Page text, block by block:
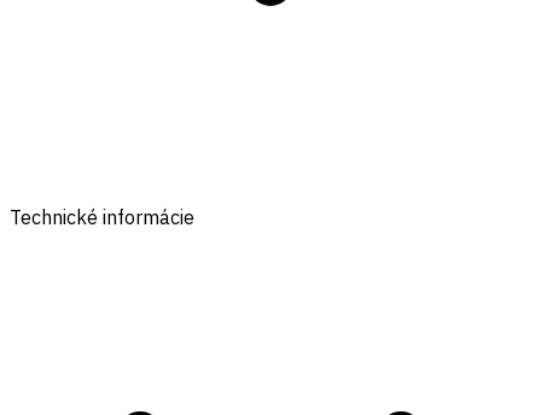
Technické informácie